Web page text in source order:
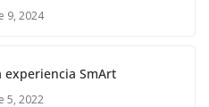
9, 2024
experiencia SmArt
5, 2022